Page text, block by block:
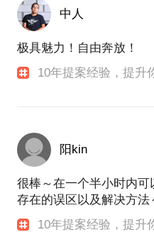
中人
极具魅力！自由奔放！
10年提案经验，提升
阳kin
很棒～在一个半小时内
存在的误区以及解决方
10年提案经验，提升